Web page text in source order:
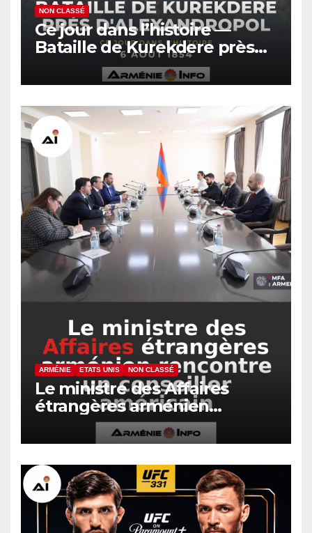
NON CLASSÉ
Ce jour dans l’histoire —
Bataille de Kurekdere près
d’Alexandropol
ARMÉNIE ETATS UNIS NON CLASSÉ
Le ministre des Affaires
étrangères arménien
rencontre un conseiller
américain